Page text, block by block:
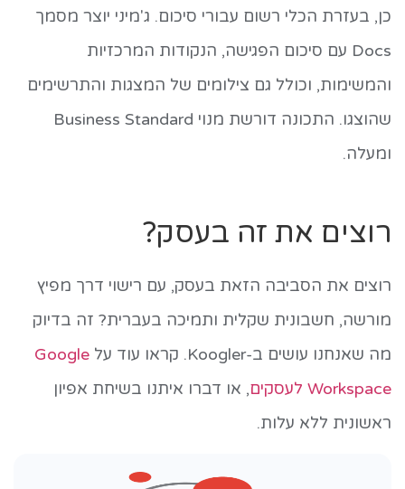
כן, בעזרת הכלי רשום עבורי סיכום. ג'מיני יוצר מסמך
Docs עם סיכום הפגישה, הנקודות המרכזיות
והמשימות, וכולל גם צילומים של המצגות והתרשימים
שהוצגו. התכונה דורשת מנוי Business Standard
ומעלה.
רוצים את זה בעסק?
רוצים את הסביבה הזאת בעסק, עם רישוי דרך מפיץ
מורשה, חשבונית שקלית ותמיכה בעברית? זה בדיוק
מה שאנחנו עושים ב-Koogler. קראו עוד על
Google
Workspace לעסקים
, או דברו איתנו בשיחת אפיון
ראשונית ללא עלות.